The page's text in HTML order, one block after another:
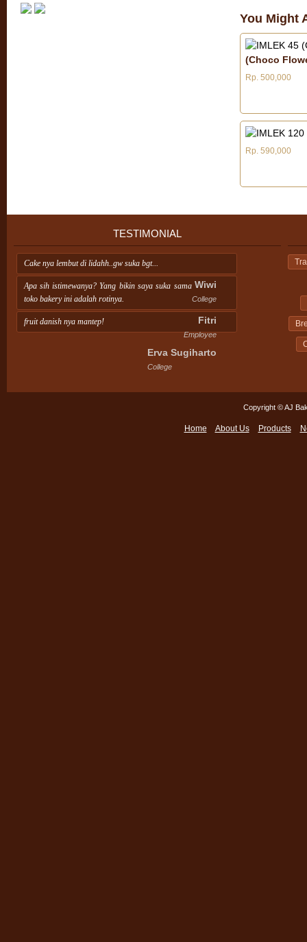
You Might
(Choco
Rp. 500,000
Rp. 590,000
TESTIMONIAL
Cake nya lembut di lidahh..gw suka bgt...
Wiwi
College
Apa sih istimewanya? Yang bikin saya suka sama
toko bakery ini adalah rotinya.
Fitri
Employee
fruit danish nya mantep!
Erva Sugiharto
College
Copyright © AJ
Home About Us Products